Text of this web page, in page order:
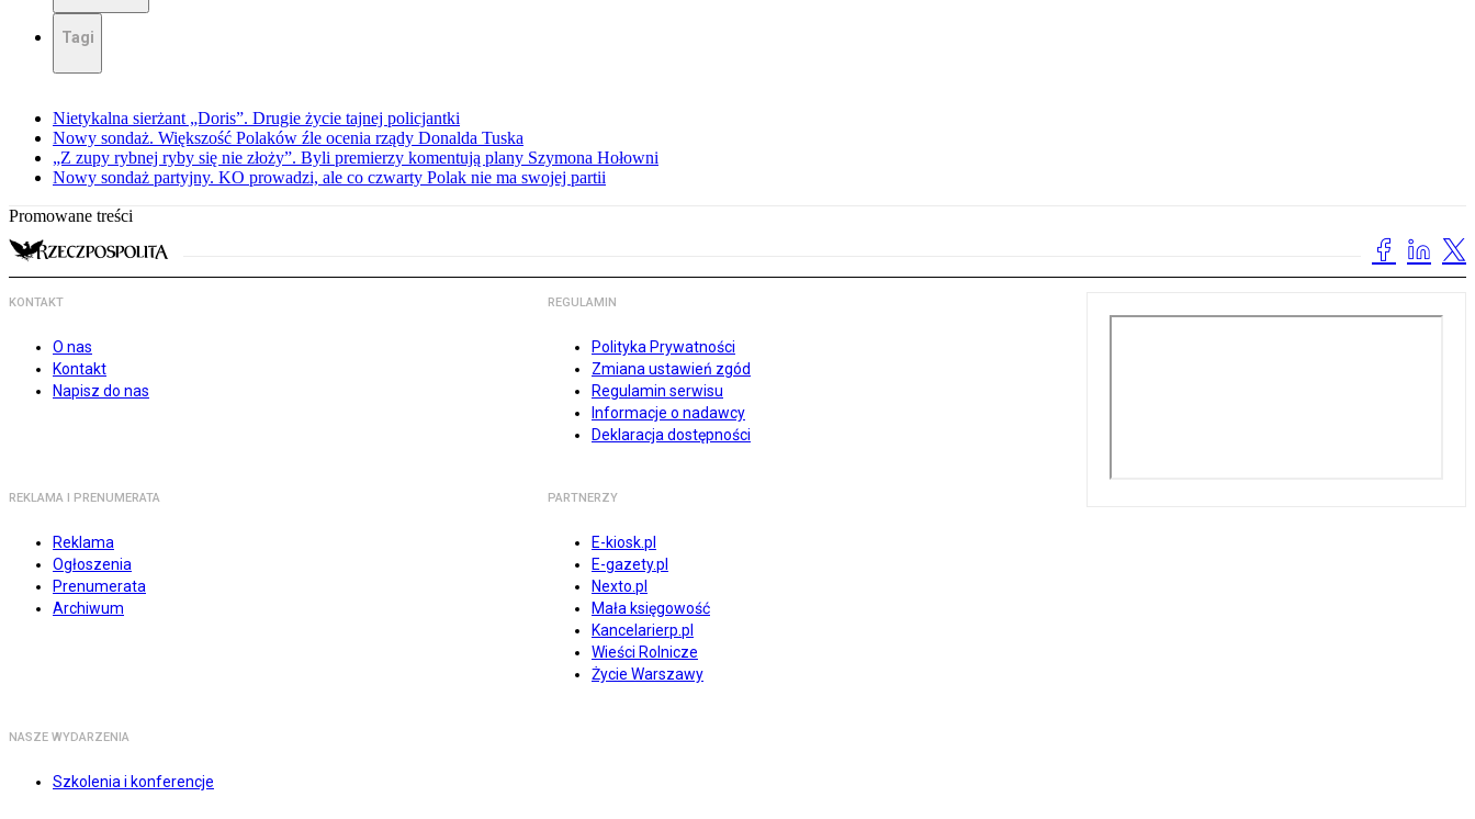
Tagi
Nietykalna sierżant „Doris”. Drugie życie tajnej policjantki
Nowy sondaż. Większość Polaków źle ocenia rządy Donalda Tuska
„Z zupy rybnej ryby się nie złoży”. Byli premierzy komentują plany Szymona Hołowni
Nowy sondaż partyjny. KO prowadzi, ale co czwarty Polak nie ma swojej partii
Promowane treści
KONTAKT
O nas
Kontakt
Napisz do nas
REGULAMIN
Polityka Prywatności
Zmiana ustawień zgód
Regulamin serwisu
Informacje o nadawcy
Deklaracja dostępności
REKLAMA I PRENUMERATA
Reklama
Ogłoszenia
Prenumerata
Archiwum
PARTNERZY
E-kiosk.pl
E-gazety.pl
Nexto.pl
Mała księgowość
Kancelarierp.pl
Wieści Rolnicze
Życie Warszawy
NASZE WYDARZENIA
Szkolenia i konferencje